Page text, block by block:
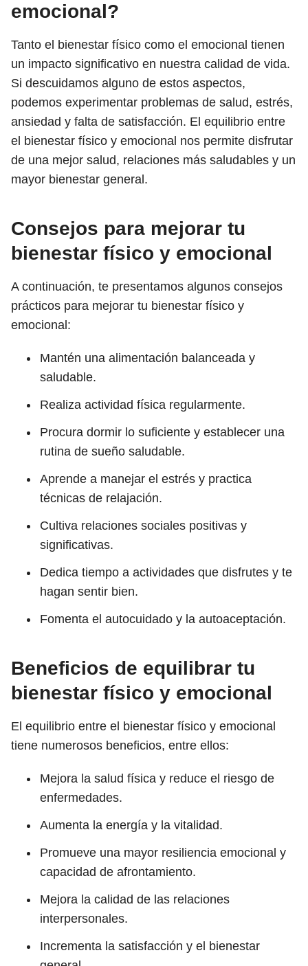
emocional?
Tanto el bienestar físico como el emocional tienen
un impacto significativo en nuestra calidad de vida.
Si descuidamos alguno de estos aspectos,
podemos experimentar problemas de salud, estrés,
ansiedad y falta de satisfacción. El equilibrio entre
el bienestar físico y emocional nos permite disfrutar
de una mejor salud, relaciones más saludables y un
mayor bienestar general.
Consejos para mejorar tu
bienestar físico y emocional
A continuación, te presentamos algunos consejos
prácticos para mejorar tu bienestar físico y
emocional:
Mantén una alimentación balanceada y
saludable.
Realiza actividad física regularmente.
Procura dormir lo suficiente y establecer una
rutina de sueño saludable.
Aprende a manejar el estrés y practica
técnicas de relajación.
Cultiva relaciones sociales positivas y
significativas.
Dedica tiempo a actividades que disfrutes y te
hagan sentir bien.
Fomenta el autocuidado y la autoaceptación.
Beneficios de equilibrar tu
bienestar físico y emocional
El equilibrio entre el bienestar físico y emocional
tiene numerosos beneficios, entre ellos:
Mejora la salud física y reduce el riesgo de
enfermedades.
Aumenta la energía y la vitalidad.
Promueve una mayor resiliencia emocional y
capacidad de afrontamiento.
Mejora la calidad de las relaciones
interpersonales.
Incrementa la satisfacción y el bienestar